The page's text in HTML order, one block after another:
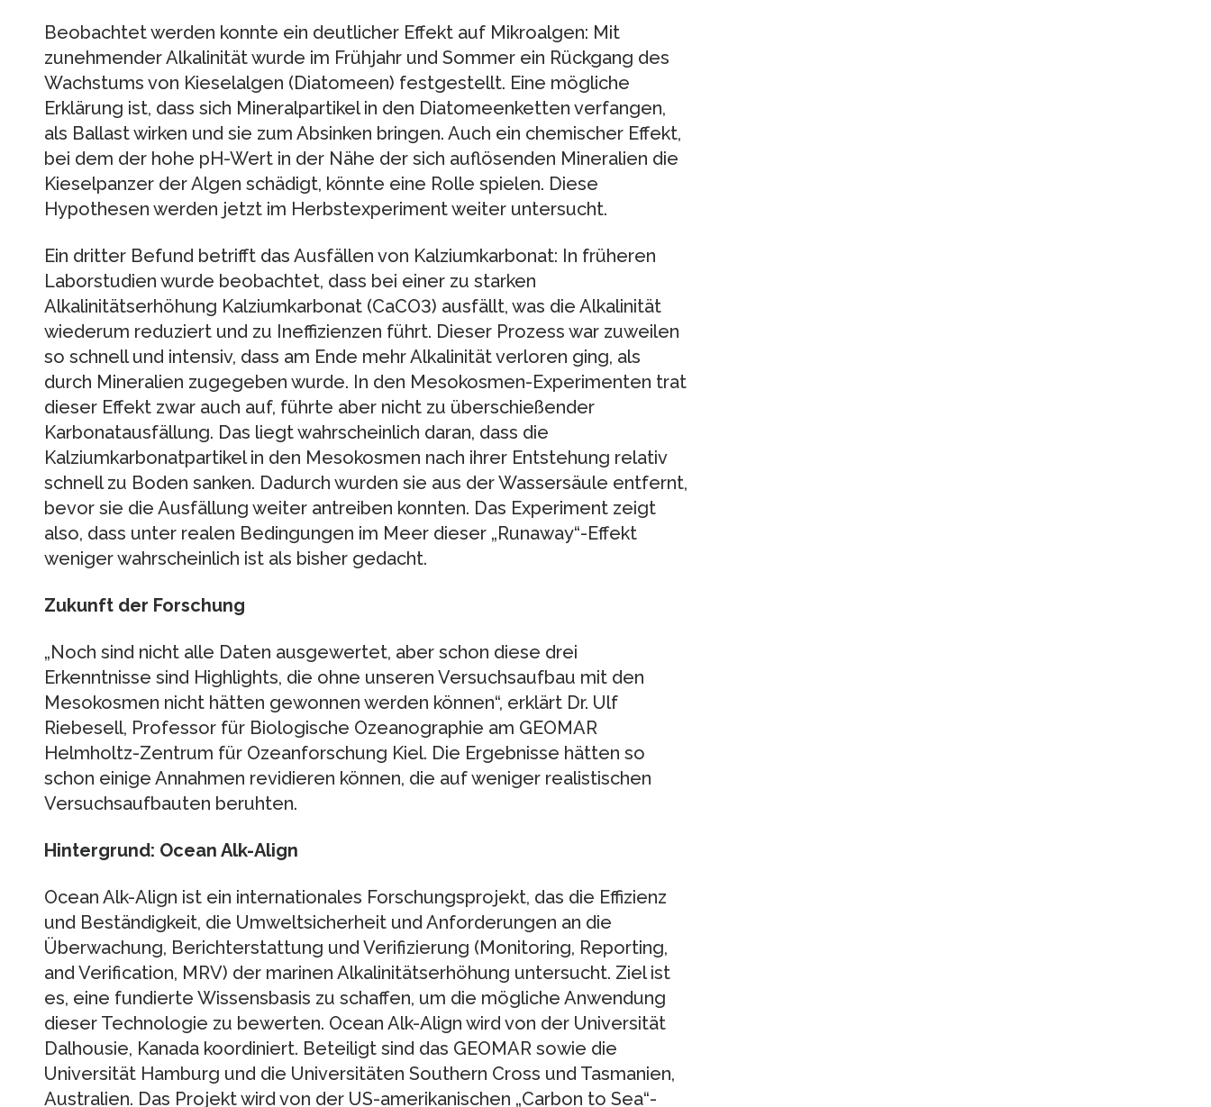
Beobachtet werden konnte ein deutlicher Effekt auf Mikroalgen: Mit
zunehmender Alkalinität wurde im Frühjahr und Sommer ein Rückgang des
Wachstums von Kieselalgen (Diatomeen) festgestellt. Eine mögliche
Erklärung ist, dass sich Mineralpartikel in den Diatomeenketten verfangen,
als Ballast wirken und sie zum Absinken bringen. Auch ein chemischer Effekt,
bei dem der hohe pH-Wert in der Nähe der sich auflösenden Mineralien die
Kieselpanzer der Algen schädigt, könnte eine Rolle spielen. Diese
Hypothesen werden jetzt im Herbstexperiment weiter untersucht.
Ein dritter Befund betrifft das Ausfällen von Kalziumkarbonat: In früheren
Laborstudien wurde beobachtet, dass bei einer zu starken
Alkalinitätserhöhung Kalziumkarbonat (CaCO3) ausfällt, was die Alkalinität
wiederum reduziert und zu Ineffizienzen führt. Dieser Prozess war zuweilen
so schnell und intensiv, dass am Ende mehr Alkalinität verloren ging, als
durch Mineralien zugegeben wurde. In den Mesokosmen-Experimenten trat
dieser Effekt zwar auch auf, führte aber nicht zu überschießender
Karbonatausfällung. Das liegt wahrscheinlich daran, dass die
Kalziumkarbonatpartikel in den Mesokosmen nach ihrer Entstehung relativ
schnell zu Boden sanken. Dadurch wurden sie aus der Wassersäule entfernt,
bevor sie die Ausfällung weiter antreiben konnten. Das Experiment zeigt
also, dass unter realen Bedingungen im Meer dieser „Runaway“-Effekt
weniger wahrscheinlich ist als bisher gedacht.
Zukunft der Forschung
„Noch sind nicht alle Daten ausgewertet, aber schon diese drei
Erkenntnisse sind Highlights, die ohne unseren Versuchsaufbau mit den
Mesokosmen nicht hätten gewonnen werden können“, erklärt Dr. Ulf
Riebesell, Professor für Biologische Ozeanographie am GEOMAR
Helmholtz-Zentrum für Ozeanforschung Kiel. Die Ergebnisse hätten so
schon einige Annahmen revidieren können, die auf weniger realistischen
Versuchsaufbauten beruhten.
Hintergrund: Ocean Alk-Align
Ocean Alk-Align ist ein internationales Forschungsprojekt, das die Effizienz
und Beständigkeit, die Umweltsicherheit und Anforderungen an die
Überwachung, Berichterstattung und Verifizierung (Monitoring, Reporting,
and Verification, MRV) der marinen Alkalinitätserhöhung untersucht. Ziel ist
es, eine fundierte Wissensbasis zu schaffen, um die mögliche Anwendung
dieser Technologie zu bewerten. Ocean Alk-Align wird von der Universität
Dalhousie, Kanada koordiniert. Beteiligt sind das GEOMAR sowie die
Universität Hamburg und die Universitäten Southern Cross und Tasmanien,
Australien. Das Projekt wird von der US-amerikanischen „Carbon to Sea“-